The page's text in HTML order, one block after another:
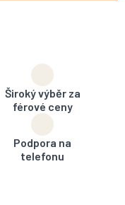
Široký výběr za
férové ceny
Podpora na
telefonu